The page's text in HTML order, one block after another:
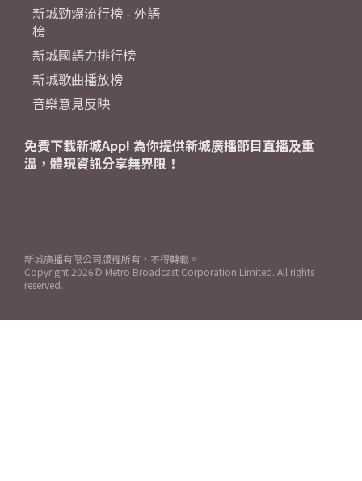
新城勁爆流行榜 - 外語
榜
新城國語力排行榜
新城歌曲播放榜
音樂意見反映
免費下載新城App! 為你提供新城廣播節目直播及重
溫，體現資訊分享無界限！
新城廣播有限公司版權所有，不得轉載。
Copyright 2026© Metro Broadcast Corporation Limited. All rights
reserved.